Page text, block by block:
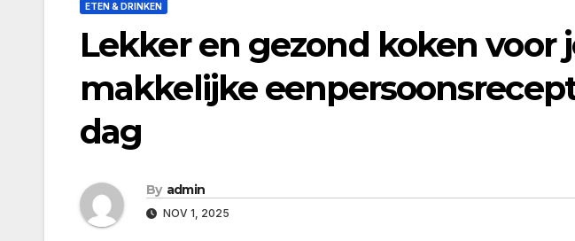
ETEN & DRINKEN
Lekker en gezond koken voor
makkelijke
dag
By admin
NOV 1, 2025